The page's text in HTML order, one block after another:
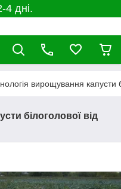
4 дні.
вирощування капусти
білоголової від